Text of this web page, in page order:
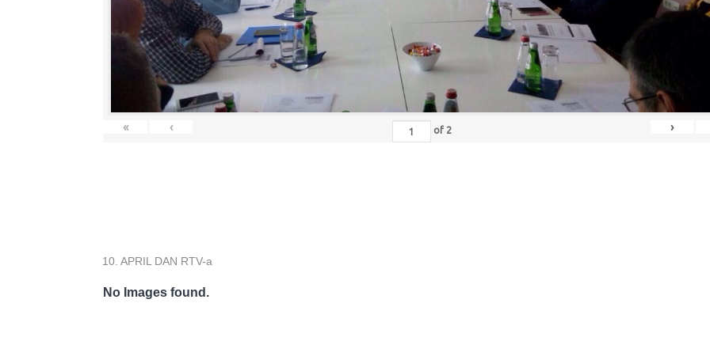
« ‹ of 2 ›
10. APRIL DAN RTV-a
No Images found.